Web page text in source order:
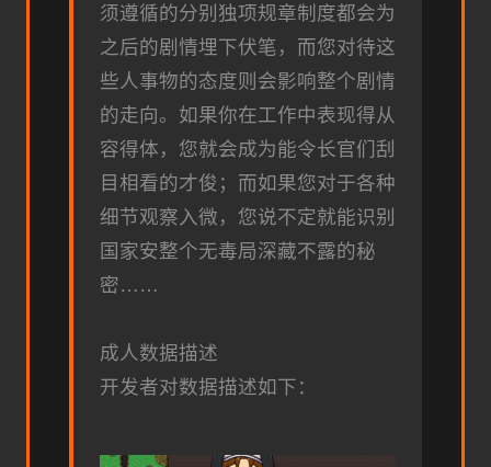
须遵循的分别独项规章制度都会为
之后的剧情埋下伏笔，而您对待这
些人事物的态度则会影响整个剧情
的走向。如果你在工作中表现得从
容得体，您就会成为能令长官们刮
目相看的才俊；而如果您对于各种
细节观察入微，您说不定就能识别
国家安整个无毒局深藏不露的秘
密……
成人数据描述
开发者对数据描述如下：